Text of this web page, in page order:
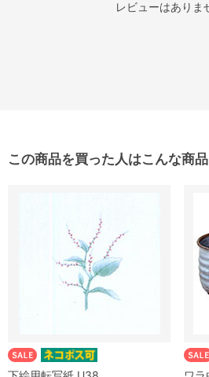
レビューはありま
この商品を買った人はこんな商